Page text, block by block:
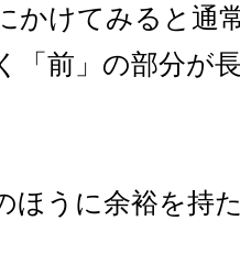
かけてみると通
「前」の部分が
ほうに余裕を持